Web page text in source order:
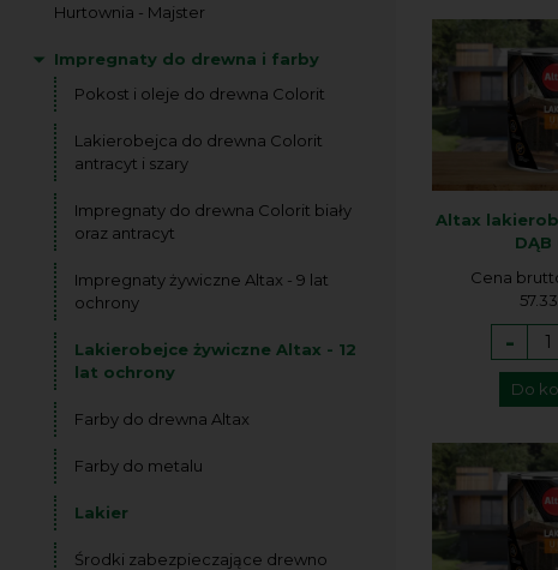
Hurtownia - Majster
Impregnaty do drewna i farby
Pokost i oleje do drewna Colorit
Lakierobejca do drewna Colorit
antracyt i szary
Impregnaty do drewna Colorit biały
oraz antracyt
Impregnaty żywiczne Altax - 9 lat
ochrony
Lakierobejce żywiczne Altax - 12
lat ochrony
Farby do drewna Altax
Farby do metalu
Lakier
Środki zabezpieczające drewno
Altax
DĄB
Cena
-
Do